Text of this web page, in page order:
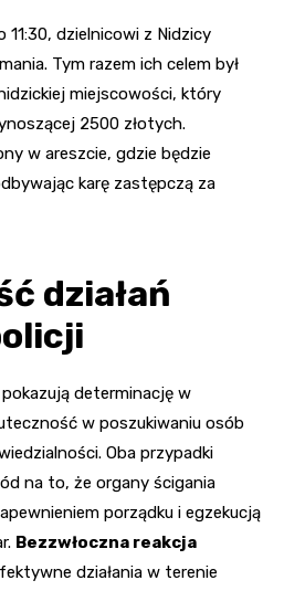
11:30, dzielnicowi z Nidzicy
Tym razem ich celem był
miejscowości, który
2500 złotych.
w areszcie, gdzie będzie
karę zastępczą za
działań
pokazują determinację w
w poszukiwaniu osób
Oba przypadki
na to, że organy ścigania
porządku i egzekucją
Bezzwłoczna reakcja
działania w terenie